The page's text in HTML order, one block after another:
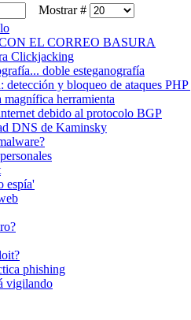
Mostrar #
EL CORREO BASURA
Clickjacking
doble esteganografía
detección y bloqueo de ataques
herramienta
debido al protocolo BGP
DNS de Kaminsky
espía'
phishing
vigilando